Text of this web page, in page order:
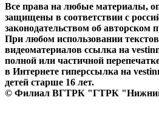
Все права на любые материалы,
защищены в соответствии с
законодательством об авторском
При любом использовании
видеоматериалов ссылка на
полной или частичной
в Интернете гиперссылка на
детей старше 16 лет.
© Филиал ВГТРК "ГТРК